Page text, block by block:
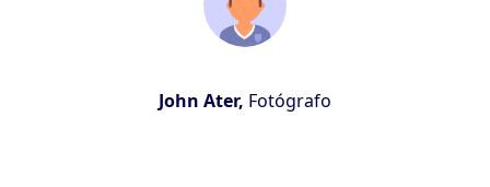
John Ater, Fotógrafo